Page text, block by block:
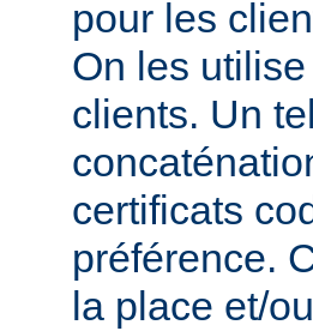
pour les
On les
clients. Un
certificats
préférence.
la place et/